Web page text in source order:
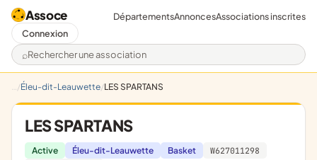
Assoce
Rechercher une association
DépartementsAnnoncesAssociations inscrites
Connexion
Éleu-dit-Leauwette LES SPARTANS
LES SPARTANS
Active Éleu-dit-Leauwette Basket
W627011298